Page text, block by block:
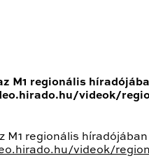
M1 regionális
videok/
regionális
videok/